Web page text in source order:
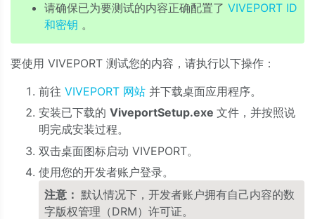
请确保已为要测试的内容正确配置了 VIVEPORT ID
和密钥 。
要使用 VIVEPORT 测试您的内容，请执行以下操作：
前往 VIVEPORT 网站 并下载桌面应用程序。
安装已下载的 ViveportSetup.exe 文件，并按照说
明完成安装过程。
双击桌面图标启动 VIVEPORT。
使用您的开发者账户登录。
注意： 默认情况下，开发者账户拥有自己内容的数
字版权管理（DRM）许可证。